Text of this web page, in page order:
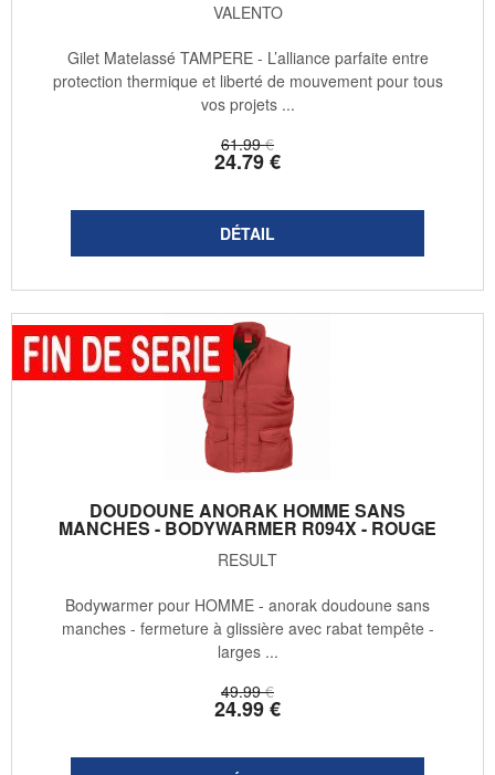
VALENTO
61.99 €
24.79€
Gilet Matelassé TAMPERE - L’alliance parfaite entre
protection thermique et liberté de mouvement pour tous
vos projets ...
DOUDOUNE ANORAK HOMME SANS
MANCHES - BODYWARMER R094X - ROUGE
RESULT
49.99 €
24.99€
Bodywarmer pour HOMME - anorak doudoune sans
manches - fermeture à glissière avec rabat tempête -
larges ...